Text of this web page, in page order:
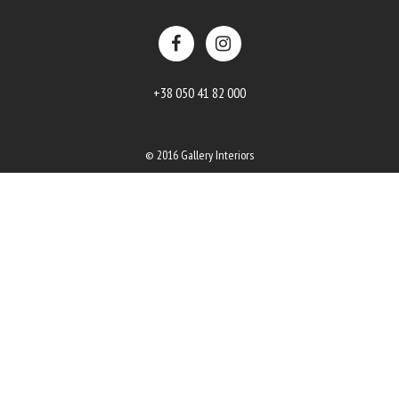
+38 050 41 82 000
© 2016 Gallery Interiors